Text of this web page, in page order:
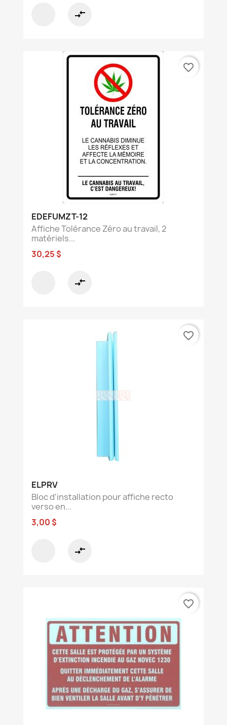
compare_arrows
EDEFUMZT-12
Affiche Tolérance Zéro au travail, 2
matériels...
30,25 $
compare_arrows
favorite_border
ELPRV
Bloc d'installation pour affiche recto
verso en...
3,00 $
compare_arrows
favorite_border
favorite_border